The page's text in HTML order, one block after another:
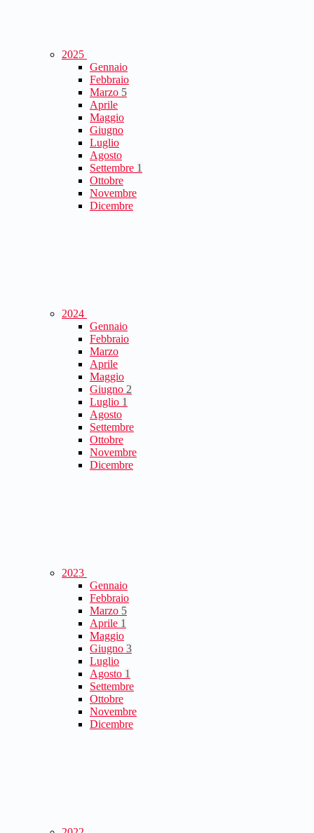
2025
Gennaio
Febbraio
Marzo 5
Aprile
Maggio
Giugno
Luglio
Agosto
Settembre 1
Ottobre
Novembre
Dicembre
2024
Gennaio
Febbraio
Marzo
Aprile
Maggio
Giugno 2
Luglio 1
Agosto
Settembre
Ottobre
Novembre
Dicembre
2023
Gennaio
Febbraio
Marzo 5
Aprile 1
Maggio
Giugno 3
Luglio
Agosto 1
Settembre
Ottobre
Novembre
Dicembre